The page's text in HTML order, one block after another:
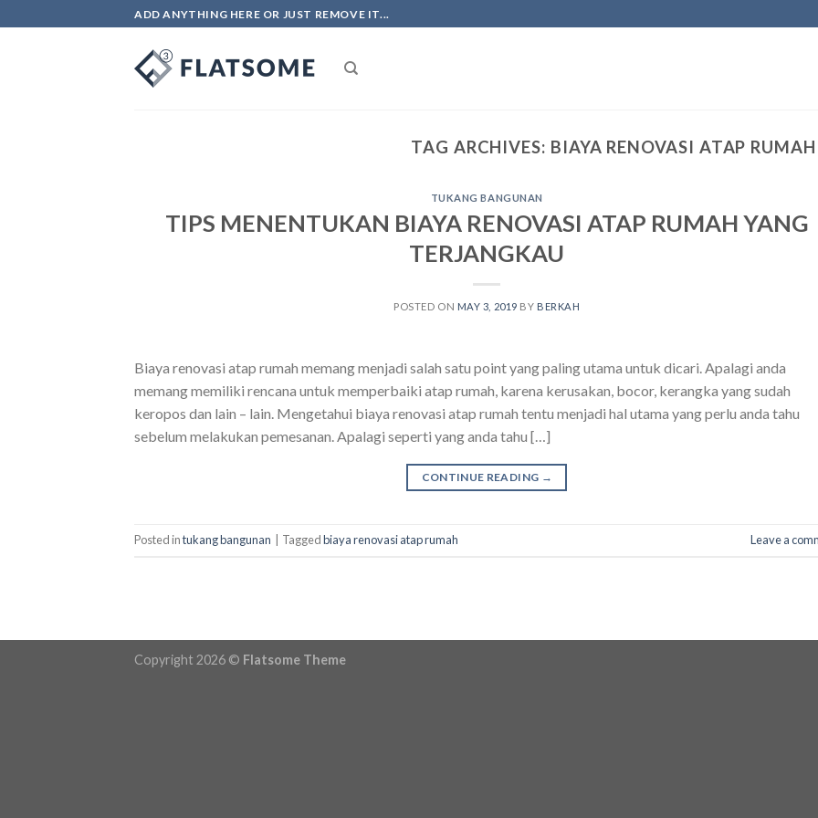
to
ADD ANYTHING HERE OR JUST REMOVE IT...
TAG ARCHIVES: BIAYA RENOVASI ATAP RUMAH
TUKANG BANGUNAN
TIPS MENENTUKAN BIAYA RENOVASI ATAP RUMAH YANG
TERJANGKAU
POSTED ON MAY 3, 2019 BY BERKAH
Biaya renovasi atap rumah memang menjadi salah satu point yang paling utama untuk dicari. Apalagi anda
memang memiliki rencana untuk memperbaiki atap rumah, karena kerusakan, bocor, kerangka yang sudah
keropos dan lain – lain. Mengetahui biaya renovasi atap rumah tentu menjadi hal utama yang perlu anda tahu
sebelum melakukan pemesanan. Apalagi seperti yang anda tahu […]
CONTINUE READING →
Posted intukang bangunan Taggedbiaya renovasi atap rumah Leave a
Copyright 2026 © Flatsome Theme